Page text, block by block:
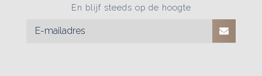
En blijf steeds op de hoogte